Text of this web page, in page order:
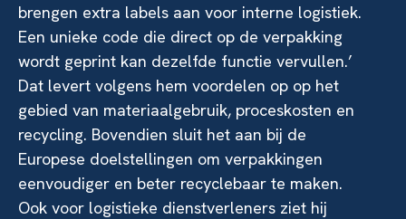
brengen extra labels aan voor interne logistiek.
Een unieke code die direct op de verpakking
wordt geprint kan dezelfde functie vervullen.’
Dat levert volgens hem voordelen op op het
gebied van materiaalgebruik, proceskosten en
recycling. Bovendien sluit het aan bij de
Europese doelstellingen om verpakkingen
eenvoudiger en beter recyclebaar te maken.
Ook voor logistieke dienstverleners ziet hij